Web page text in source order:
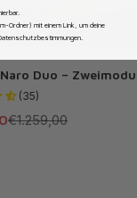
Duo –
(35)
Regulärer Preis
€1.259,00
Ordner) mit einem Link, um deine